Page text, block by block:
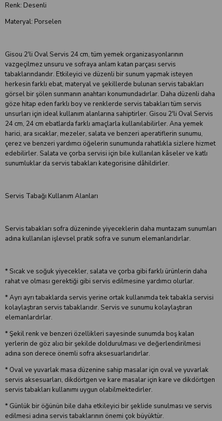
Renk: Desenli
Materyal: Porselen
Gisou 2'li Oval Servis 24 cm, tüm yemek organizasyonlarının
vazgeçilmez unsuru ve sofraya anlam katan parçası servis
tabaklarındandır. Etkileyici ve düzenli bir sunum yapmak isteyen
herkesin farklı ebat, materyal ve şekillerde bulunan servis tabakları
görsel bir şölen sunmanın anahtarı konumundadırlar. Daha düzenli daha
göze hitap eden farklı boy ve renklerde servis tabakları tüm servis
unsurları için ideal kullanım alanlarına sahiptirler. Gisou 2'li Oval Servis
24 cm, 24 cm ebatlarda farklı amaçlarla kullanılabilirler. Ana yemek
harici, ara sıcaklar, mezeler, salata ve benzeri aperatiflerin sunumu,
çerez ve benzeri yardımcı öğelerin sunumunda rahatlıkla sizlere hizmet
edebilirler. Salata ve çorba servisi için bile kullanılan kâseler ve katlı
sunumluklar da servis tabakları kategorisine dâhildirler.
Servis Tabağı Kullanım Alanları
Servis tabakları sofra düzeninde yiyeceklerin daha muntazam sunumları
adına kullanılan işlevsel pratik sofra ve sunum elemanlarıdırlar.
* Sıcak ve soğuk yiyecekler, salata ve çorba gibi farklı ürünlerin daha
rahat ve olması gerektiği gibi servis edilmesine yardımcı olurlar.
* Ayrı ayrı tabaklarda servis yerine ortak kullanımda tek tabakla servisi
kolaylaştıran servis tabaklarıdır. Servis ve sunumu kolaylaştıran
elemanlardırlar.
* Şekil renk ve benzeri özellikleri sayesinde sunumda boş kalan
yerlerin de göz alıcı bir şekilde doldurulması ve değerlendirilmesi
adına son derece önemli sofra aksesuarlarıdırlar.
* Oval ve yuvarlak masa düzenine sahip masalar için oval ve yuvarlak
servis aksesuarları, dikdörtgen ve kare masalar için kare ve dikdörtgen
servis tabakları kullanımı uygun olabilmektedirler.
* Günlük bir öğünün bile daha etkileyici bir şeklide sunulması ve servis
edilmesi adına servis tabaklarının önemi çok büyüktür.